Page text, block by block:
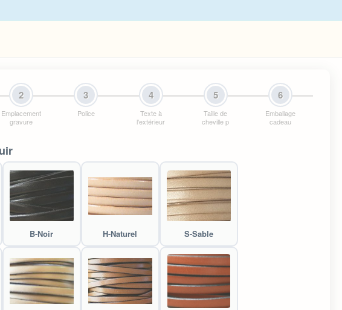
2
Emplacement
gravure
3
Police
4
Texte à
l'extérieur
5
Taille de
cheville p
6
Emballage
cadeau
B-Noir H-Naturel S-Sable